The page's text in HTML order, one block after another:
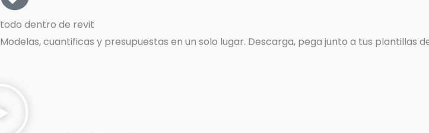
todo dentro de revit
Modelas, cuantificas y presupuestas en un solo lugar. Descarga, pega junto a tus plantillas